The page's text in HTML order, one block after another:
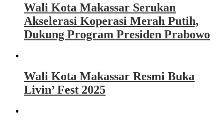
Wali Kota Makassar Serukan
Akselerasi Koperasi Merah Putih,
Dukung Program Presiden Prabowo
Wali Kota Makassar Resmi Buka
Livin’ Fest 2025